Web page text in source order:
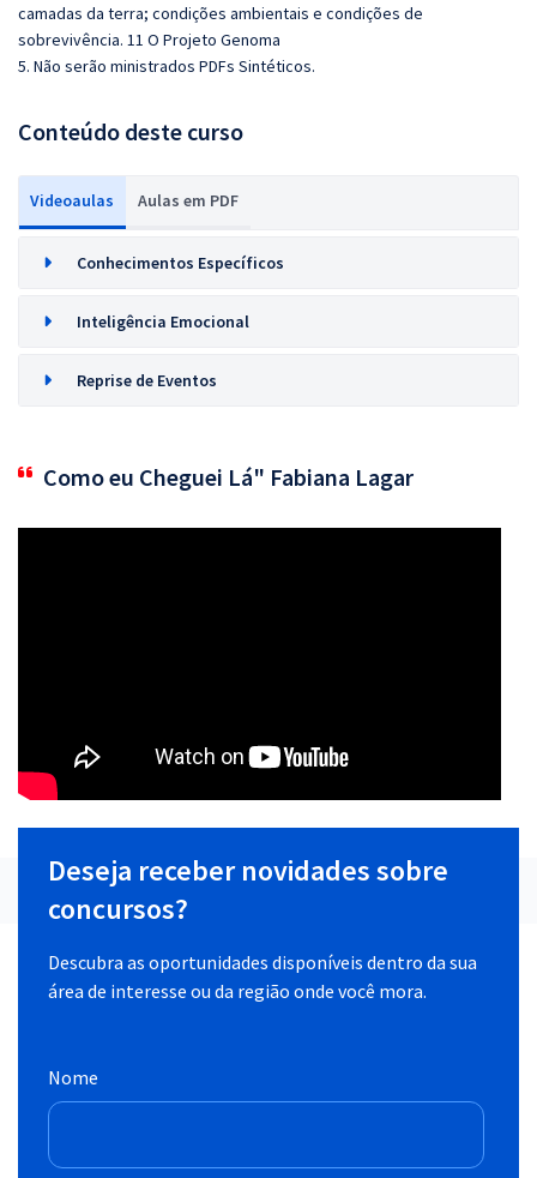
camadas da terra; condições ambientais e condições de
sobrevivência. 11 O Projeto Genoma
5. Não serão ministrados PDFs Sintéticos.
Conteúdo deste curso
Videoaulas Aulas em PDF
Conhecimentos Específicos
Inteligência Emocional
Reprise de Eventos
Como eu Cheguei Lá" Fabiana Lagar
Deseja receber novidades sobre
concursos?
Descubra as oportunidades disponíveis dentro da sua
área de interesse ou da região onde você mora.
Nome